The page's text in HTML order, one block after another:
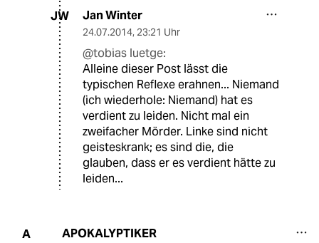
JW Jan Winter
24.07.2014, 23:21 Uhr
@tobias luetge:
Alleine dieser Post lässt die
typischen Reflexe erahnen... Niemand
(ich wiederhole: Niemand) hat es
verdient zu leiden. Nicht mal ein
zweifacher Mörder. Linke sind nicht
geisteskrank; es sind die, die
glauben, dass er es verdient hätte zu
leiden...
A APOKALYPTIKER